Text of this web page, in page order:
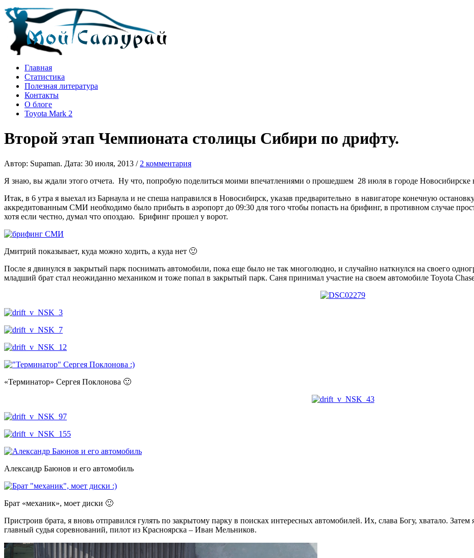
Главная
Статистика
Полезная литература
Контакты
О блоге
Toyota Mark 2
Второй этап Чемпионата столицы Сибири по дрифту.
Автор: Supaman. Дата: 30 июля, 2013 / 2 комментария
Я знаю, вы ждали этого отчета. Ну что, попробую поделиться моими впечатлениями о прошедшем 28 июля в городе
Итак, в 6 утра я выехал из Барнаула и не спеша направился в Новосибирск, указав предварительно в навигаторе конечную
аккредитованным СМИ необходимо было прибыть в аэропорт до 09:30 для того чтобы попасть на брифинг, в противном случае
хотя если честно, думал что опоздаю. Брифинг прошел у ворот.
Дмитрий показывает, куда можно ходить, а куда нет 🙂
После я двинулся в закрытый парк поснимать автомобили, пока еще было не так многолюдно, и случайно наткнулся на своего
младший брат стал неожиданно механиком и тоже попал в закрытый парк. Саня принимал участие на своем автомобиле Toyota
«Терминатор» Сергея Поклонова 🙂
Александр Баюнов и его автомобиль
Брат «механик», моет диски 🙂
Пристроив брата, я вновь отправился гулять по закрытому парку в поисках интересных автомобилей. Их, слава Богу, хватало.
главный судья соревнований, пилот из Красноярска – Иван Мельников.